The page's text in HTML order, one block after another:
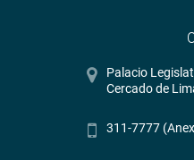
Palacio
Cercado de
311-7777